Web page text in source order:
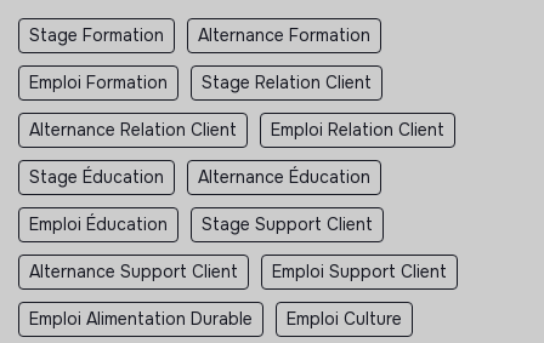
Stage Formation Alternance Formation
Emploi Formation Stage Relation Client
Alternance Relation Client Emploi Relation Client
Stage Éducation Alternance Éducation
Emploi Éducation Stage Support Client
Alternance Support Client Emploi Support Client
Emploi Alimentation Durable Emploi Culture